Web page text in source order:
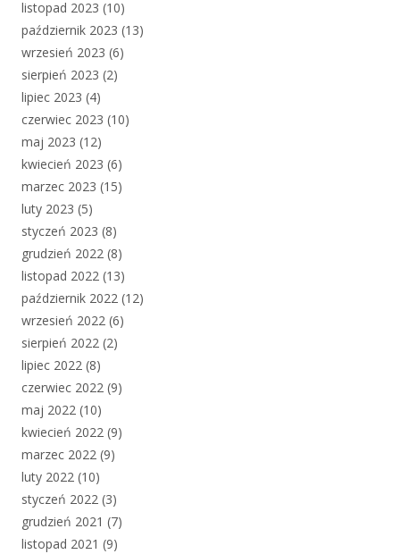
listopad 2023 (10)
październik 2023 (13)
wrzesień 2023 (6)
sierpień 2023 (2)
lipiec 2023 (4)
czerwiec 2023 (10)
maj 2023 (12)
kwiecień 2023 (6)
marzec 2023 (15)
luty 2023 (5)
styczeń 2023 (8)
grudzień 2022 (8)
listopad 2022 (13)
październik 2022 (12)
wrzesień 2022 (6)
sierpień 2022 (2)
lipiec 2022 (8)
czerwiec 2022 (9)
maj 2022 (10)
kwiecień 2022 (9)
marzec 2022 (9)
luty 2022 (10)
styczeń 2022 (3)
grudzień 2021 (7)
listopad 2021 (9)